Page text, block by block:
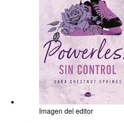
Imagen del editor